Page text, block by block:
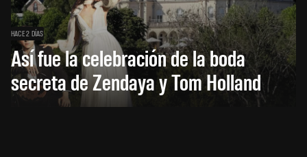
HACE 2 DÍAS
Así fue la celebración de la boda
secreta de Zendaya y Tom Holland